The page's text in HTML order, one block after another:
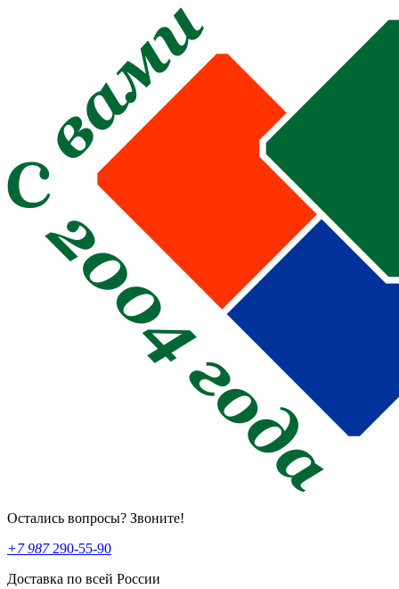
Остались вопросы? Звоните!
+7 987290-55-90
Доставка по всей России